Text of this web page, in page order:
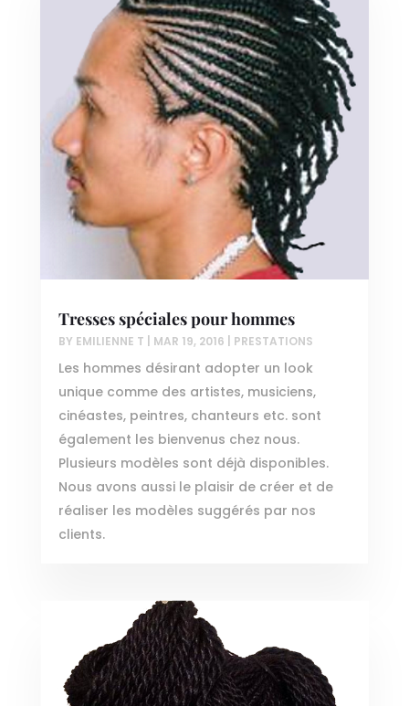
Tresses spéciales pour hommes
BY EMILIENNE T MAR 19, 2016 PRESTATIONS
Les hommes désirant adopter un look
unique comme des artistes, musiciens,
cinéastes, peintres, chanteurs etc. sont
également les bienvenus chez nous.
Plusieurs modèles sont déjà disponibles.
Nous avons aussi le plaisir de créer et de
réaliser les modèles suggérés par nos
clients.